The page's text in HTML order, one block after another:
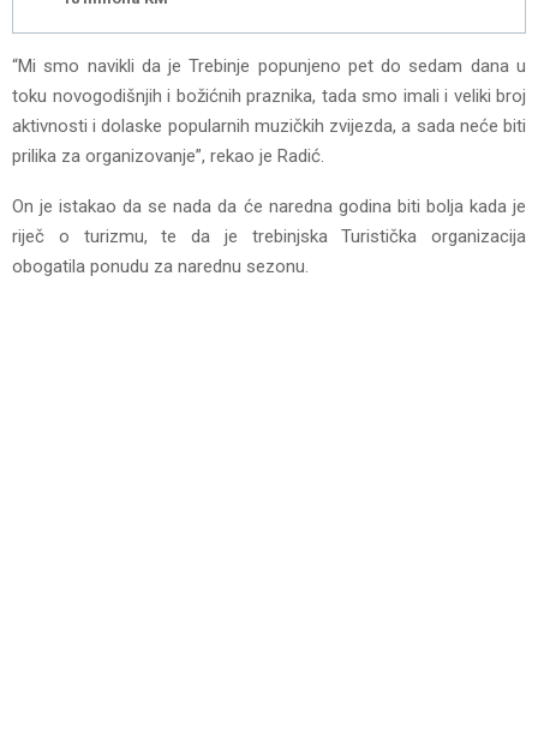
“Mi smo navikli da je Trebinje popunjeno pet do sedam dana u
toku novogodišnjih i božićnih praznika, tada smo imali i veliki broj
aktivnosti i dolaske popularnih muzičkih zvijezda, a sada neće biti
prilika za organizovanje”, rekao je Radić.
On je istakao da se nada da će naredna godina biti bolja kada je
riječ o turizmu, te da je trebinjska Turistička organizacija
obogatila ponudu za narednu sezonu.